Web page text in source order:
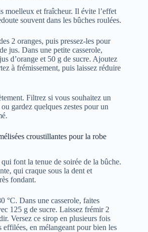
moelleux et fraîcheur. Il évite l’effet
souvent dans les bûches roulées.
2 oranges, puis pressez-les pour
jus. Dans une petite casserole,
d’orange et 50 g de sucre. Ajoutez
à frémissement, puis laissez réduire
Filtrez si vous souhaitez un
gardez quelques zestes pour un
croustillantes pour la robe
font la tenue de soirée de la bûche.
qui craque sous la dent et
fondant.
°C. Dans une casserole, faites
125 g de sucre. Laissez frémir 2
Versez ce sirop en plusieurs fois
effilées, en mélangeant pour bien les